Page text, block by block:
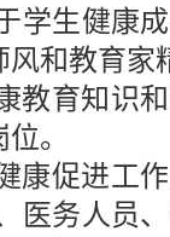
学生健康
和教育
教育知识
。
康促进工
医务人员